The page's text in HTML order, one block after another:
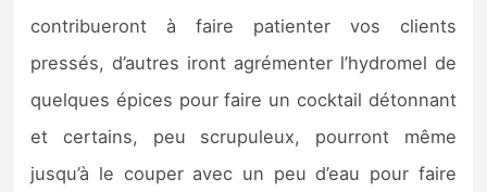
contribueront à faire patienter vos clients
pressés, d’autres iront agrémenter l’hydromel de
quelques épices pour faire un cocktail détonnant
et certains, peu scrupuleux, pourront même
jusqu’à le couper avec un peu d’eau pour faire